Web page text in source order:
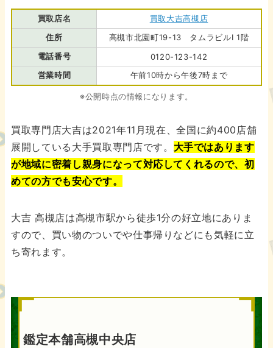
買取店名
買取大吉高槻店
住所
高槻市北園町19-13 タムラビルⅠ 1階
電話番号
0120-123-142
営業時間
午前10時から午後7時まで
※公開時点の情報になります。
買取専門店大吉は2021年11月現在、全国に約400店舗
展開している大手買取専門店です。 大手ではあります
が地域に密着し親身になって対応してくれるので、初
めての方でも安心です。
大吉 高槻店は高槻市駅から徒歩1分の好立地にありま
すので、買い物のついでや仕事帰りなどにも気軽に立
ち寄れます。
鑑定本舗高槻中央店